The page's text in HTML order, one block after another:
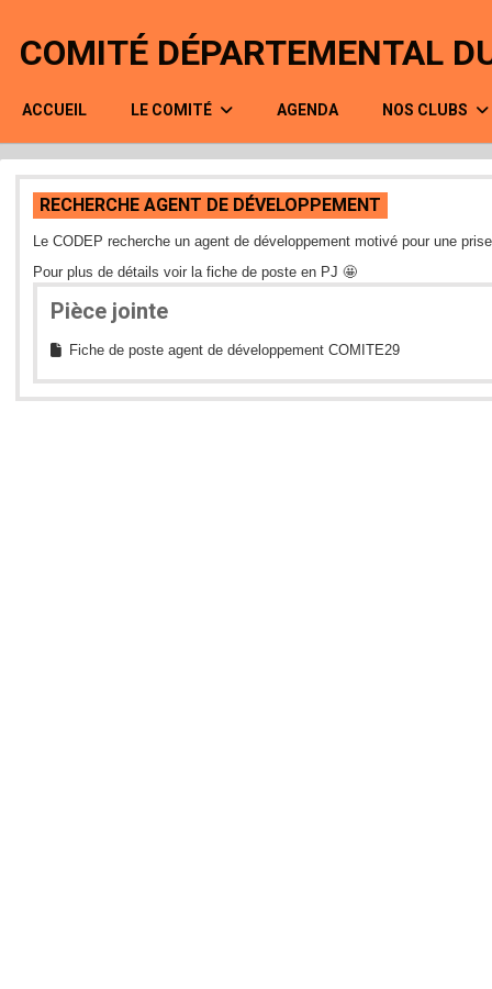
COMITÉ DÉPARTEMENTAL
ACCUEIL LE COMITÉ AGENDA NOS CLUBS
RECHERCHE AGENT DE DÉVELOPPEMENT
Le CODEP recherche un agent de développement motivé pour une
Pour plus de détails voir la fiche de poste en PJ 🤩
Pièce jointe
Fiche de poste agent de développement COMITE29